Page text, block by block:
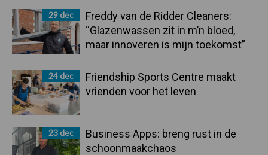
29 dec
Freddy van de Ridder Cleaners:
“Glazenwassen zit in m’n bloed,
maar innoveren is mijn toekomst”
24 dec
Friendship Sports Centre maakt
vrienden voor het leven
23 dec
Business Apps: breng rust in de
schoonmaakchaos